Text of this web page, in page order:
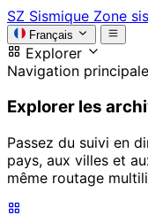
SZ Sismique Zone
Français
Explorer
Navigation principale
Explorer les
Passez du suivi en
pays, aux villes et
même routage